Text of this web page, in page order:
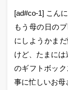
[ad#co-1] こん
もう母の日の
にしようかま
けど、たまに
のギフトボッ
事に忙しいお母